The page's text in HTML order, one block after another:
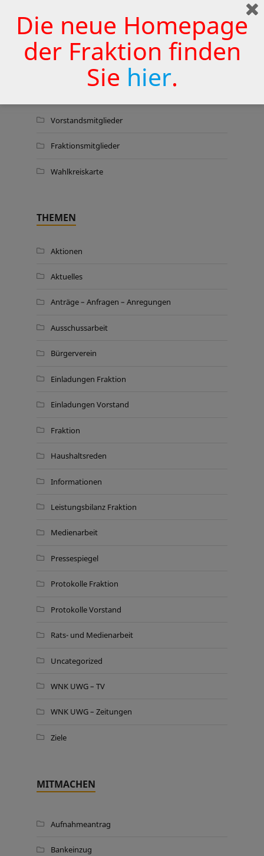
zu sichern
25. JUNI 2026
WER WIR SIND …
Vorstandsmitglieder
Fraktionsmitglieder
Wahlkreiskarte
THEMEN
Aktionen
Aktuelles
Anträge – Anfragen – Anregungen
Ausschussarbeit
Bürgerverein
Einladungen Fraktion
Einladungen Vorstand
Fraktion
Haushaltsreden
Informationen
Leistungsbilanz Fraktion
Medienarbeit
Pressespiegel
Protokolle Fraktion
Protokolle Vorstand
Rats- und Medienarbeit
Uncategorized
WNK UWG – TV
WNK UWG – Zeitungen
Ziele
MITMACHEN
Aufnahmeantrag
Bankeinzug
Die neue Homepage
der Fraktion finden
Sie hier.